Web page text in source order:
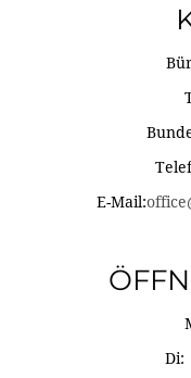
E-Mail:
Di: